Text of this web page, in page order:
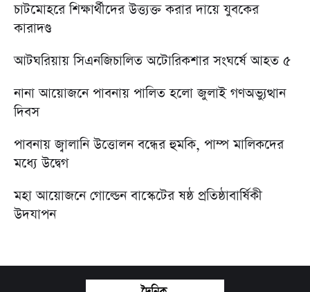
চাটমোহরে শিক্ষার্থীদের উত্ত্যক্ত করার দায়ে যুবকের
কারাদণ্ড
আটঘরিয়ায় সিএনজিচালিত অটোরিকশার সংঘর্ষে আহত ৫
নানা আয়োজনে পাবনায় পালিত হলো জুলাই গণঅভ্যুত্থান
দিবস
পাবনায় জ্বালানি উত্তোলন বন্ধের হুমকি, পাম্প মালিকদের
মধ্যে উদ্বেগ
মহা আয়োজনে গোল্ডেন বাস্কেটের ষষ্ঠ প্রতিষ্ঠাবার্ষিকী
উদযাপন